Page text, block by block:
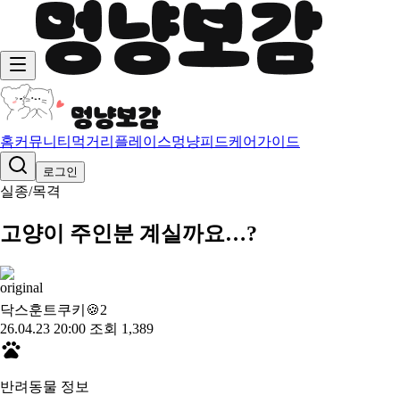
홈커뮤니티 먹거리 플레이스멍냥피드케어가이드
로그인
실종/목격
고양이 주인분 계실까요…?
닥스훈트쿠키🍪2
26.04.23 20:00 조회 1,389
반려동물 정보